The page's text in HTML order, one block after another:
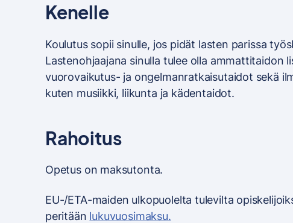
Kenelle
Koulutus sopii sinulle, jos pidät lasten parissa
Lastenohjaajana sinulla tulee olla ammattitaidon
vuorovaikutus- ja ongelmanratkaisutaidot sekä
kuten musiikki, liikunta ja kädentaidot.
Rahoitus
Opetus on maksutonta.
EU-/ETA-maiden ulkopuolelta tulevilta
peritään lukuvuosimaksu.